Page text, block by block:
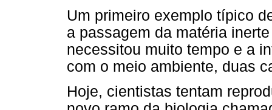
Um primeiro exemplo típico
a passagem da matéria
necessitou muito tempo e a
com o meio ambiente, duas
Hoje, cientistas tentam